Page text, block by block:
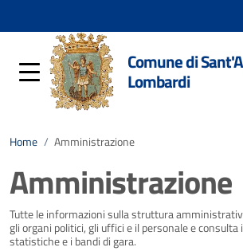
Comune di
Lombardi
Home / Amministrazione
Amministrazione
Tutte le informazioni sulla struttura
gli organi politici, gli uffici e il personale e consulta
statistiche e i bandi di gara.